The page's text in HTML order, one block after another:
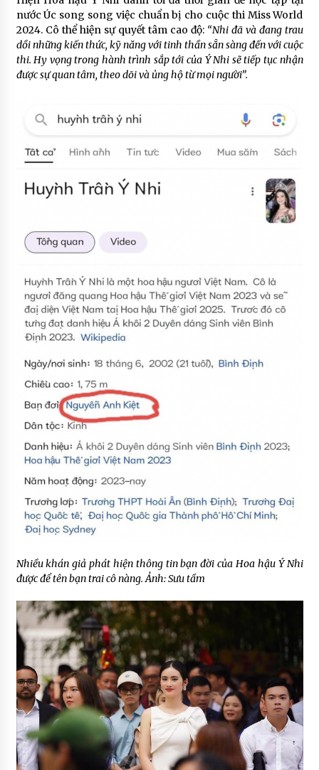
nước Úc song song việc chuẩn bị cho cuộc thi Miss World
2024. Cô thể hiện sự quyết tâm cao độ: “Nhi đã và đang trau
dồi những kiến thức, kỹ năng với tinh thần sẵn sàng đến với cuộc
thi. Hy vọng trong hành trình sắp tới của Ý Nhi sẽ tiếp tục nhận
được sự quan tâm, theo dõi và ủng hộ từ mọi người”.
Nhiều khán giả phát hiện thông tin bạn đời của Hoa hậu Ý Nhi
được để tên bạn trai cô nàng. Ảnh: Sưu tầm